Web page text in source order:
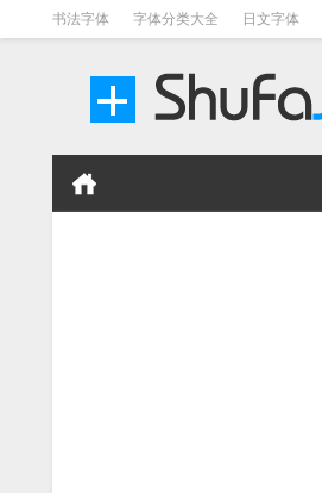
书法字体 字体分类大全 日文字体